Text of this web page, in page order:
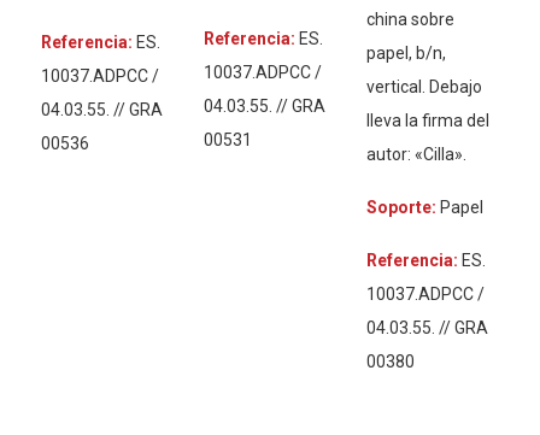
Referencia: ES.
10037.ADPCC /
04.03.55. // GRA
00536
Referencia: ES.
10037.ADPCC /
04.03.55. // GRA
00531
china sobre
papel, b/n,
vertical. Debajo
lleva la firma del
autor: «Cilla».
Soporte: Papel
Referencia: ES.
10037.ADPCC /
04.03.55. // GRA
00380